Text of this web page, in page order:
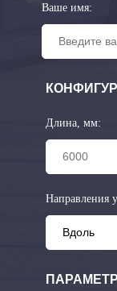
Ваше имя:
Длина, мм:
Направления